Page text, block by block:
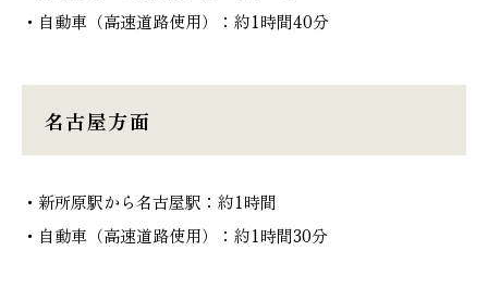
・自動車（高速道路使用）：約1時間40分
名古屋方面
・新所原駅から名古屋駅：約1時間
・自動車（高速道路使用）：約1時間30分